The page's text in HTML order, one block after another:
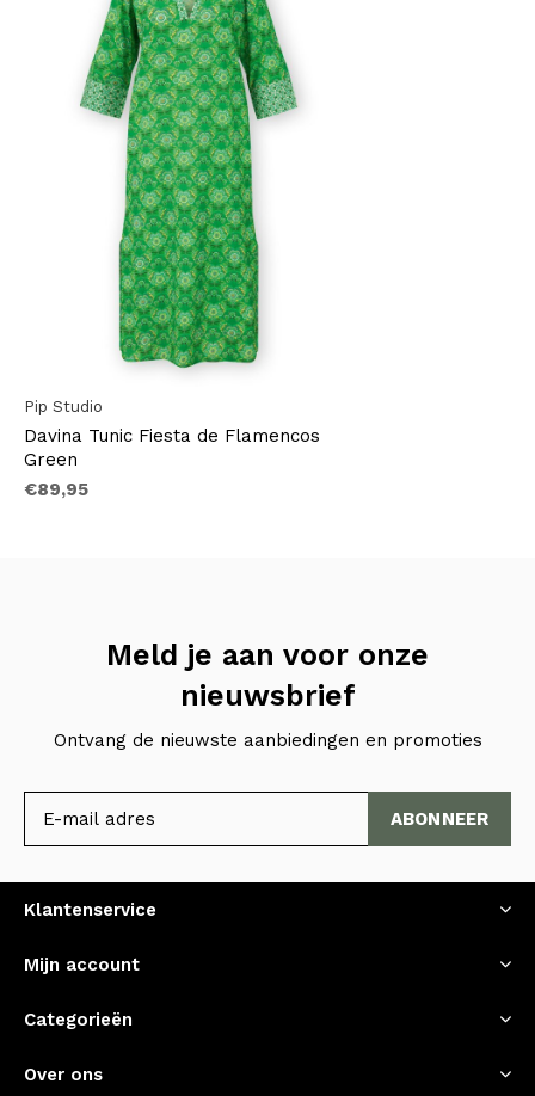
Pip Studio
Davina Tunic Fiesta de Flamencos
Green
€89,95
Meld je aan voor onze
nieuwsbrief
Ontvang de nieuwste aanbiedingen en promoties
ABONNEER
Klantenservice
Mijn account
Categorieën
Over ons